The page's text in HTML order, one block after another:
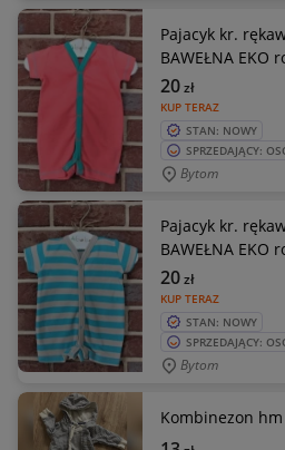
Pajacyk kr.
BAWEŁNA EKO
KUP TERAZ
20zł
STAN: NOWY
SPRZEDAJĄCY:
Bytom
Pajacyk kr.
BAWEŁNA EKO
KUP TERAZ
20zł
STAN: NOWY
SPRZEDAJĄCY:
Bytom
Kombinezon